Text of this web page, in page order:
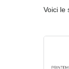
Voici le